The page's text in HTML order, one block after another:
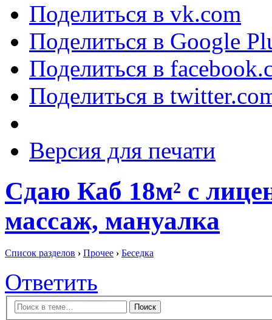
Поделиться в vk.com
Поделиться в Google
Поделиться в
Поделиться в
Версия для печати
Сдаю Каб 18м² с
массаж, мануалка
Список разделов › Прочее › Беседка
Ответить